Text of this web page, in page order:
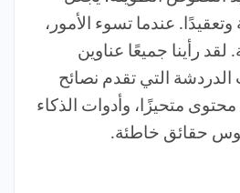
وتعقيدًا. عندما تسوء الأمور،
رأينا جميعًا عناوين
الدردشة التي تقدم نصائح
متحيزًا، وأدوات الذكاء
حقائق خاطئة.